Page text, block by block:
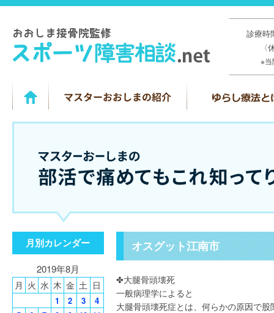
診療
※
オスグット江南市
✤大腿骨頭壊死
一般病理学によると
大腿骨頭壊死症とは、何らかの原因で
月別カレンダー
2019年8月
月 火 水 木 金 土 日
1 2 3
4